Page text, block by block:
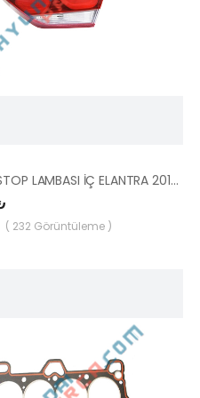
SAĞ ARKA STOP LAMBASI İÇ ELANTRA 2016- 92404-F2000-YS
( 232 Görüntüleme )